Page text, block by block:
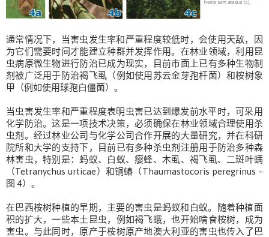
通常情况下，当害虫发生率和严重程度较低时，会使用天敌，因
为它们需要时间才能建立种群并发挥作用。在林业领域，利用昆
虫病原微生物进行防治已成为现实，目前市面上已有多种生物制
剂被广泛用于防治褐飞虱（例如使用苏云金芽孢杆菌）和桉树象
甲（例如使用球孢白僵菌）。
当虫害发生率和严重程度表明虫害已达到爆发前水平时，可采用
化学防治。这是一项技术决策，必须确保在林业领域合理使用杀
虫剂。经过林业公司与化学公司合作开展的大量研究，并在科研
院所和大学的支持下，目前已有多种杀虫剂注册用于防治多种森
林害虫，特别是：蚂蚁、白蚁、瘿蜂、木虱、褐飞虱、二斑叶螨
（Tetranychus urticae）和铜蝽（Thaumastocoris peregrinus –
图 4）。
在巴西桉树种植的早期，主要的害虫是蚂蚁和白蚁。随着种植面
积的扩大，一些本土昆虫，例如褐飞蛾，也开始啃食桉树，成为
害虫。与此同时，原产于桉树原产地澳大利亚的害虫也传入了巴